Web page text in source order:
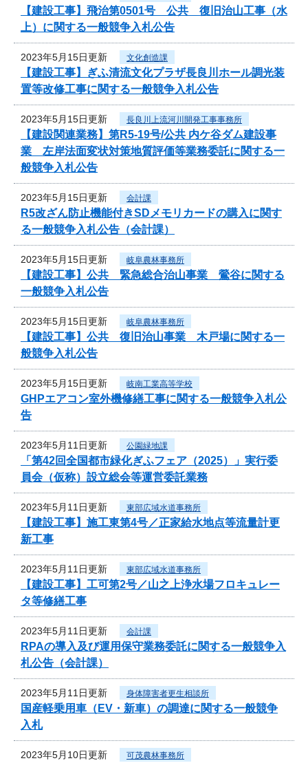
【建設工事】飛治第0501号 公共 復旧治山工事（水
上）に関する一般競争入札公告
2023年5月15日更新 文化創造課
【建設工事】ぎふ清流文化プラザ長良川ホール調光装
置等改修工事に関する一般競争入札公告
2023年5月15日更新 長良川上流河川開発工事事務所
【建設関連業務】第R5-19号/公共 内ケ谷ダム建設事
業 左岸法面変状対策地質評価等業務委託に関する一
般競争入札公告
2023年5月15日更新 会計課
R5改ざん防止機能付きSDメモリカードの購入に関す
る一般競争入札公告（会計課）
2023年5月15日更新 岐阜農林事務所
【建設工事】公共 緊急総合治山事業 鶯谷に関する
一般競争入札公告
2023年5月15日更新 岐阜農林事務所
【建設工事】公共 復旧治山事業 木戸場に関する一
般競争入札公告
2023年5月15日更新 岐南工業高等学校
GHPエアコン室外機修繕工事に関する一般競争入札公
告
2023年5月11日更新 公園緑地課
「第42回全国都市緑化ぎふフェア（2025）」実行委
員会（仮称）設立総会等運営委託業務
2023年5月11日更新 東部広域水道事務所
【建設工事】施工東第4号／正家給水地点等流量計更
新工事
2023年5月11日更新 東部広域水道事務所
【建設工事】工可第2号／山之上浄水場フロキュレー
タ等修繕工事
2023年5月11日更新 会計課
RPAの導入及び運用保守業務委託に関する一般競争入
札公告（会計課）
2023年5月11日更新 身体障害者更生相談所
国産軽乗用車（EV・新車）の調達に関する一般競争
入札
2023年5月10日更新 可茂農林事務所